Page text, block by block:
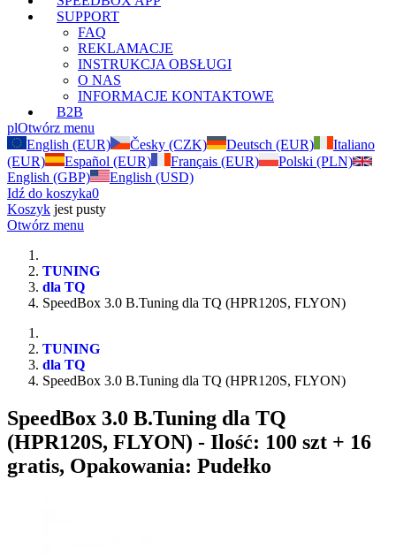
SUPPORT
FAQ
REKLAMACJE
INSTRUKCJA OBSŁUGI
O NAS
INFORMACJE KONTAKTOWE
B2B
plOtwórz menu
English (EUR)
Česky (CZK) Deutsch (EUR)
Italiano
(EUR)
Español (EUR) Français (EUR)
Polski (PLN)
English (GBP)
English (USD)
Idź do koszyka0
Koszyk jest pusty
Otwórz menu
TUNING
dla TQ
SpeedBox 3.0 B.Tuning dla TQ (HPR120S, FLYON)
TUNING
dla TQ
SpeedBox 3.0 B.Tuning dla TQ (HPR120S, FLYON)
SpeedBox 3.0 B.Tuning dla TQ
(HPR120S, FLYON) - Ilość: 100 szt + 16
gratis, Opakowania: Pudełko